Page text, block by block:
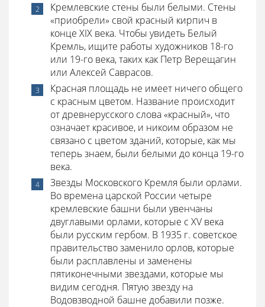
Кремлевские стены были белыми. Стены
«приобрели» свой красный кирпич в
конце XIX века. Чтобы увидеть Белый
Кремль, ищите работы художников 18-го
или 19-го века, таких как Петр Верещагин
или Алексей Саврасов.
Красная площадь не имеет ничего общего
с красным цветом. Название происходит
от древнерусского слова «красный», что
означает красивое, и никоим образом не
связано с цветом зданий, которые, как мы
теперь знаем, были белыми до конца 19-го
века.
Звезды Московского Кремля были орлами.
Во времена царской России четыре
кремлевские башни были увенчаны
двуглавыми орлами, которые с XV века
были русским гербом. В 1935 г. советское
правительство заменило орлов, которые
были расплавлены и заменены
пятиконечными звездами, которые мы
видим сегодня. Пятую звезду на
Водовзводной башне добавили позже.